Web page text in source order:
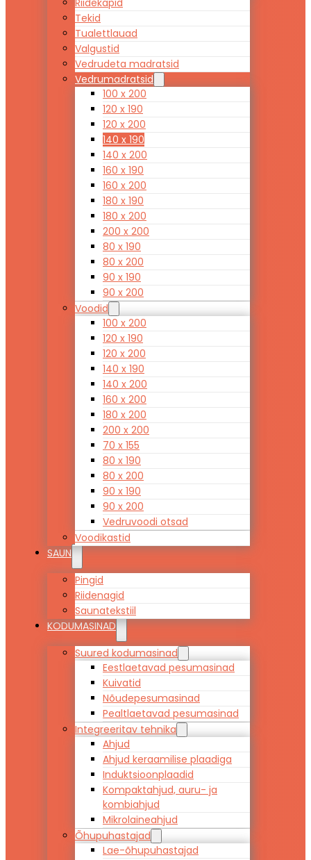
Riidekapid
Tekid
Tualettlauad
Valgustid
Vedrudeta madratsid
Vedrumadratsid
100 x 200
120 x 190
120 x 200
140 x 190
140 x 200
160 x 190
160 x 200
180 x 190
180 x 200
200 x 200
80 x 190
80 x 200
90 x 190
90 x 200
Voodid
100 x 200
120 x 190
120 x 200
140 x 190
140 x 200
160 x 200
180 x 200
200 x 200
70 x 155
80 x 190
80 x 200
90 x 190
90 x 200
Vedruvoodi otsad
Voodikastid
SAUN
Pingid
Riidenagid
Saunatekstiil
KODUMASINAD
Suured kodumasinad
Eestlaetavad pesumasinad
Kuivatid
Nõudepesumasinad
Pealtlaetavad pesumasinad
Integreeritav tehnika
Ahjud
Ahjud keraamilise plaadiga
Induktsioonplaadid
Kompaktahjud, auru- ja
kombiahjud
Mikrolaineahjud
Õhupuhastajad
Lae-õhupuhastajad